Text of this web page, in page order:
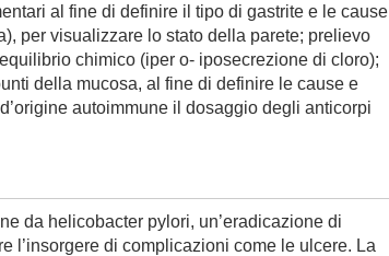
al fine di definire il tipo di gastrite e le cause
per visualizzare lo stato della parete; prelievo
chimico (iper o- iposecrezione di cloro);
della mucosa, al fine di definire le cause e
autoimmune il dosaggio degli anticorpi
da helicobacter pylori, un’eradicazione di
l’insorgere di complicazioni come le ulcere. La